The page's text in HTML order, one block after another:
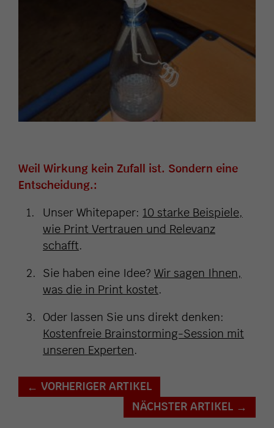
Weil Wirkung kein Zufall ist. Sondern eine
Entscheidung.:
Unser Whitepaper: 10 starke Beispiele,
wie Print Vertrauen und Relevanz
schafft.
Sie haben eine Idee? Wir sagen Ihnen,
was die in Print kostet.
Oder lassen Sie uns direkt denken:
Kostenfreie Brainstorming-Session mit
unseren Experten.
← VORHERIGER ARTIKEL
NÄCHSTER ARTIKEL →